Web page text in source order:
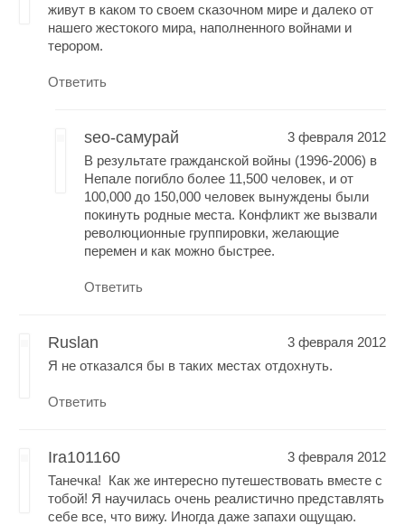
живут в каком то своем сказочном мире и далеко от
нашего жестокого мира, наполненного войнами и
терором.
Ответить
seo-самурай
3 февраля 2012
В результате гражданской войны (1996-2006) в
Непале погибло более 11,500 человек, и от
100,000 до 150,000 человек вынуждены были
покинуть родные места. Конфликт же вызвали
революционные группировки, желающие
перемен и как можно быстрее.
Ответить
Ruslan
3 февраля 2012
Я не отказался бы в таких местах отдохнуть.
Ответить
Ira101160
3 февраля 2012
Танечка! Как же интересно путешествовать вместе с
тобой! Я научилась очень реалистично представлять
себе все, что вижу. Иногда даже запахи ощущаю.